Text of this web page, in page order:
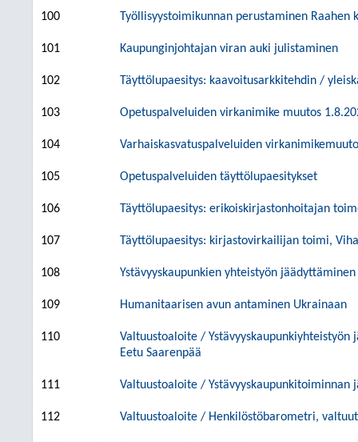
100 Työllisyystoimikunnan perustaminen Raahen
101 Kaupunginjohtajan viran auki julistaminen
102 Täyttölupaesitys: kaavoitusarkkitehdin /
103 Opetuspalveluiden virkanimike muutos
104 Varhaiskasvatuspalveluiden
105 Opetuspalveluiden täyttölupaesitykset
106 Täyttölupaesitys: erikoiskirjastonhoitajan
107 Täyttölupaesitys: kirjastovirkailijan toimi,
108 Ystävyyskaupunkien yhteistyön jäädyttäminen
109 Humanitaarisen avun antaminen Ukrainaan
110
Valtuustoaloite /
Eetu Saarenpää
111 Valtuustoaloite /
112 Valtuustoaloite / Henkilöstöbarometri,